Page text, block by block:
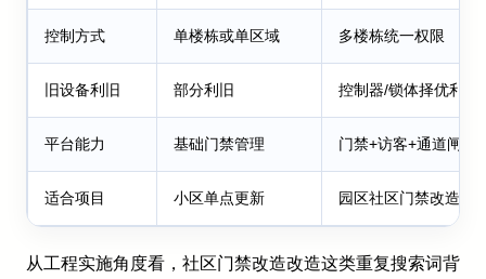
控制方式 单楼栋或单区域 多楼栋统一权限
旧设备利旧 部分利旧 控制器/锁体择优利旧
平台能力 基础门禁管理 门禁+访客+通道闸联
适合项目 小区单点更新 园区社区门禁改造
从工程实施角度看，社区门禁改造改造这类重复搜索词背